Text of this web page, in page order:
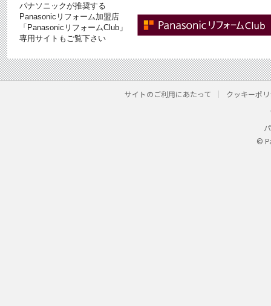
パナソニックが推奨する
Panasonicリフォーム加盟店
「PanasonicリフォームClub」
専用サイトもご覧下さい
サイトのご利用にあたって クッキーポ
©